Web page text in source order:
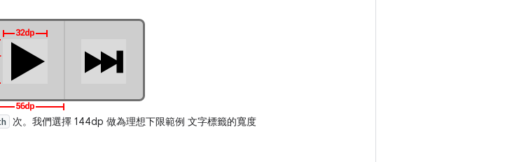
次。我們選擇 144dp 做為理想下限範例 文字標籤的寬度